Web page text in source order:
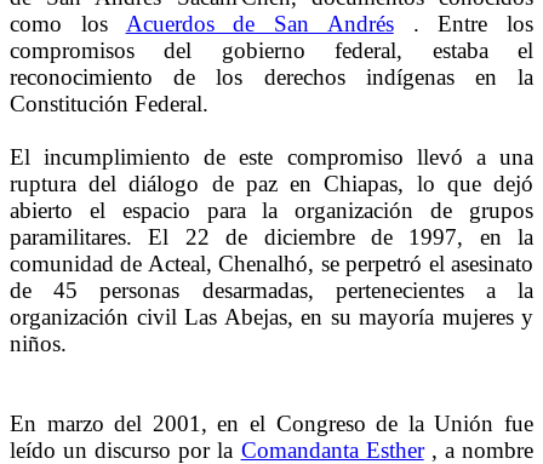
como los Acuerdos de San Andrés
. Entre los
compromisos del gobierno federal, estaba el
reconocimiento de los derechos indígenas en la
Constitución Federal.
El incumplimiento de este compromiso llevó a una
ruptura del diálogo de paz en Chiapas, lo que dejó
abierto el espacio para la organización de grupos
paramilitares. El 22 de diciembre de 1997, en la
comunidad de Acteal, Chenalhó, se perpetró el asesinato
de 45 personas desarmadas, pertenecientes a la
organización civil Las Abejas, en su mayoría mujeres y
niños.
En marzo del 2001, en el Congreso de la Unión fue
leído un discurso por la Comandanta Esther , a nombre